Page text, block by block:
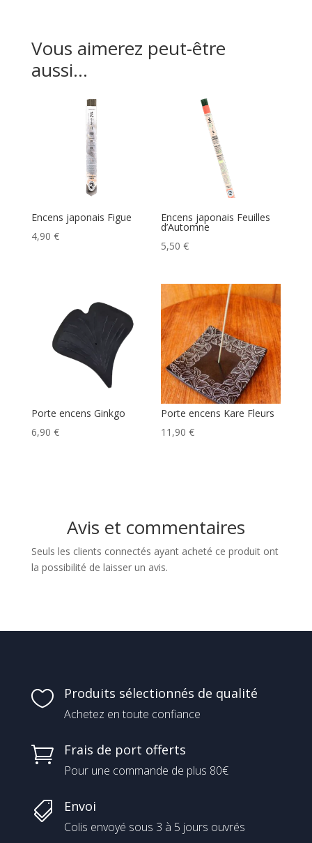
Vous aimerez peut-être
aussi…
Encens japonais Figue
4,90 €
Encens japonais Feuilles
d’Automne
5,50€
Porte encens Ginkgo
6,90 €
Porte encens Kare Fleurs
11,90€
Avis et commentaires
Seuls les clients connectés ayant acheté ce produit ont
la possibilité de laisser un avis.
 Produits sélectionnés de qualité
Achetez en toute confiance
 Frais de port offerts
Pour une commande de plus 80€
 Envoi
Colis envoyé sous 3 à 5 jours ouvrés